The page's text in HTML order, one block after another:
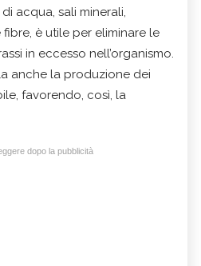
acqua, sali minerali,
è utile per eliminare le
in eccesso nell’organismo.
anche la produzione dei
favorendo, così, la
dopo la pubblicità